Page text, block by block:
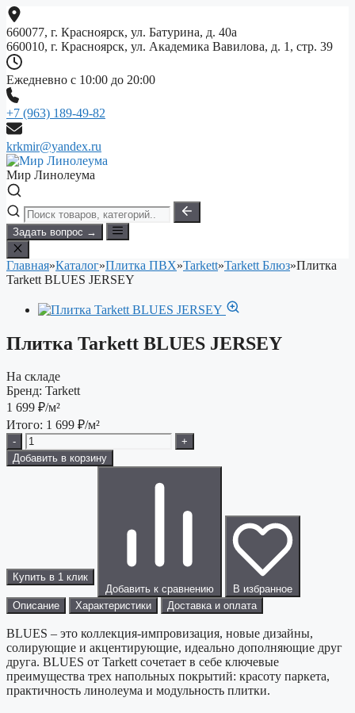
Перейти
к
содержимому
660077, г. Красноярск, ул. Батурина, д. 40а
660010, г. Красноярск, ул. Академика Вавилова, д. 1, стр. 39
Ежедневно с 10:00 до 20:00
+7 (963) 189-49-82
krkmir@yandex.ru
Мир Линолеума
Задать вопрос →
Главная»Каталог»Плитка ПВХ»Tarkett»Tarkett Блюз»Плитка
Tarkett BLUES JERSEY
Плитка Tarkett BLUES JERSEY
На складе
Бренд: Tarkett
1 699 ₽/м²
Итого: 1 699 ₽/м²
-
+
Добавить в корзину
Купить в 1 клик
Добавить к сравнению
В избранное
Описание
Характеристики Доставка и оплата
BLUES – это коллекция-импровизация, новые дизайны,
солирующие и акцентирующие, идеально дополняющие друг
друга. BLUES от Tarkett сочетает в себе ключевые
преимущества трех напольных покрытий: красоту паркета,
практичность линолеума и модульность плитки.